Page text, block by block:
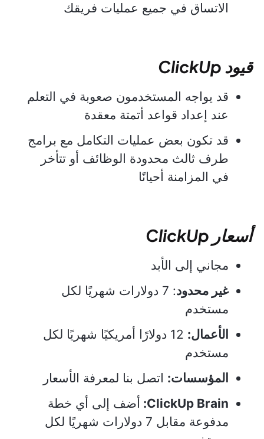
الاتساق في جميع عمليات فريقك
قيود ClickUp
قد يواجه المستخدمون صعوبة في التعلم
عند إعداد قواعد أتمتة معقدة
قد تكون بعض عمليات التكامل مع برامج
طرف ثالث محدودة الوظائف أو تتأخر
في المزامنة أحيانًا
أسعار ClickUp
مجاني إلى الأبد
غير محدود
: 7 دولارات شهريًا لكل
مستخدم
الأعمال:
12 دولارًا أمريكيًا شهريًا لكل
مستخدم
المؤسسات: اتصل بنا لمعرفة الأسعار
ClickUp Brain:
أضف إلى أي خطة
مدفوعة مقابل 7 دولارات شهريًا لكل